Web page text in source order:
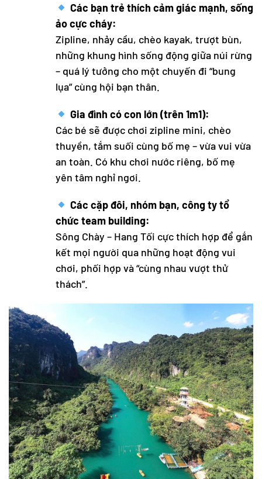
Các bạn trẻ thích cảm giác mạnh, sống
ảo cực cháy:
Zipline, nhảy cầu, chèo kayak, trượt bùn,
những khung hình sống động giữa núi rừng
– quá lý tưởng cho một chuyến đi “bung
lụa” cùng hội bạn thân.
Gia đình có con lớn (trên 1m1):
Các bé sẽ được chơi zipline mini, chèo
thuyền, tắm suối cùng bố mẹ – vừa vui vừa
an toàn. Có khu chơi nước riêng, bố mẹ
yên tâm nghỉ ngơi.
Các cặp đôi, nhóm bạn, công ty tổ
chức team building:
Sông Chày – Hang Tối cực thích hợp để gắn
kết mọi người qua những hoạt động vui
chơi, phối hợp và “cùng nhau vượt thử
thách”.